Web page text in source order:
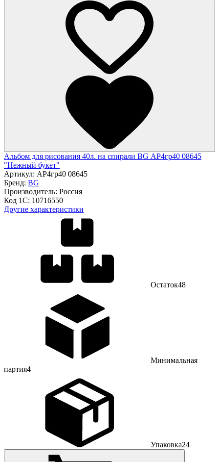
Альбом для рисования 40л. на спирали BG АР4гр40 08645
"Нежный букет"
Артикул: АР4гр40 08645
Бренд: BG
Производитель: Россия
Код 1С: 10716550
Другие характеристики
Остаток48
Минимальная
партия4
Упаковка24